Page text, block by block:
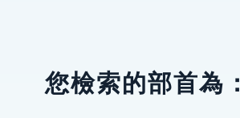
您檢索的部首為：